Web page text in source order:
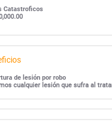
Catastroficos
de lesión por robo
cualquier lesión que sufra al